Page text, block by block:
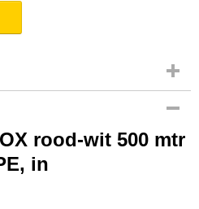
rood-wit 500 mtr
in